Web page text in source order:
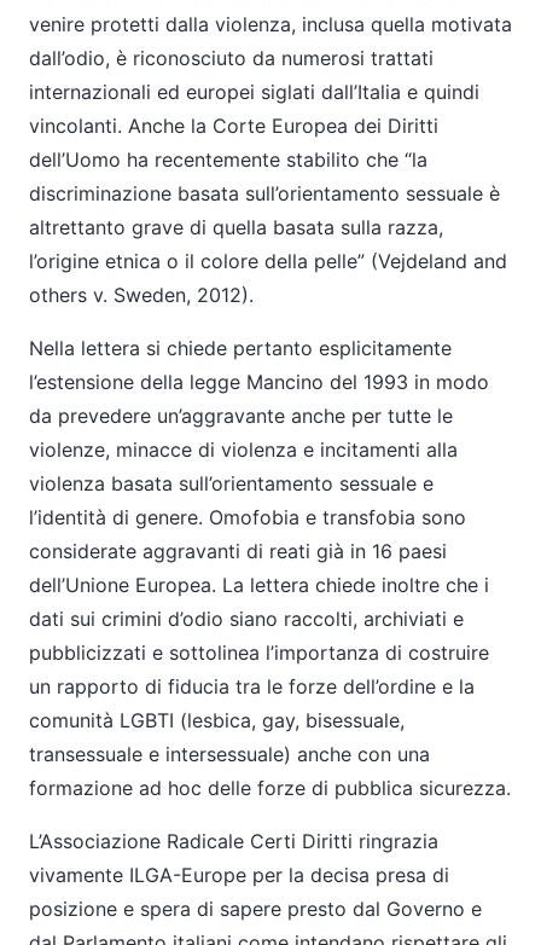
venire protetti dalla violenza, inclusa quella motivata
dall’odio, è riconosciuto da numerosi trattati
internazionali ed europei siglati dall’Italia e quindi
vincolanti. Anche la Corte Europea dei Diritti
dell’Uomo ha recentemente stabilito che “la
discriminazione basata sull’orientamento sessuale è
altrettanto grave di quella basata sulla razza,
l’origine etnica o il colore della pelle” (Vejdeland and
others v. Sweden, 2012).
Nella lettera si chiede pertanto esplicitamente
l’estensione della legge Mancino del 1993 in modo
da prevedere un’aggravante anche per tutte le
violenze, minacce di violenza e incitamenti alla
violenza basata sull’orientamento sessuale e
l’identità di genere. Omofobia e transfobia sono
considerate aggravanti di reati già in 16 paesi
dell’Unione Europea. La lettera chiede inoltre che i
dati sui crimini d’odio siano raccolti, archiviati e
pubblicizzati e sottolinea l’importanza di costruire
un rapporto di fiducia tra le forze dell’ordine e la
comunità LGBTI (lesbica, gay, bisessuale,
transessuale e intersessuale) anche con una
formazione ad hoc delle forze di pubblica sicurezza.
L’Associazione Radicale Certi Diritti ringrazia
vivamente ILGA-Europe per la decisa presa di
posizione e spera di sapere presto dal Governo e